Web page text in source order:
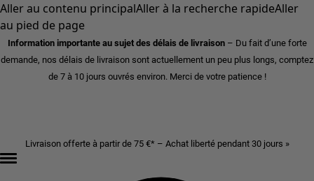
Aller au contenu principalAller à la recherche rapideAller
au pied de page
Information importante au sujet des délais de livraison – Du fait d’une forte
demande, nos délais de livraison sont actuellement un peu plus longs, comptez
de 7 à 10 jours ouvrés environ. Merci de votre patience !
Livraison offerte à partir de 75 €* – Achat liberté pendant 30 jours »